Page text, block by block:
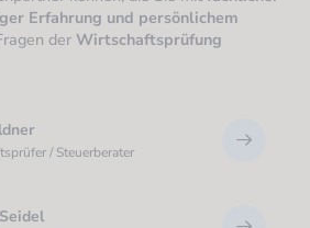
Erfahrung und persönlichem
der Wirtschaftsprüfung
/ Steuerberater